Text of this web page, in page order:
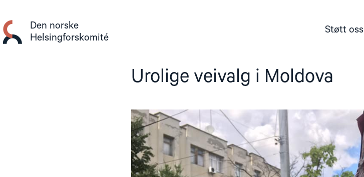
innhold
Den norske
Helsingforskomité
Støtt oss
Urolige veivalg i Moldova